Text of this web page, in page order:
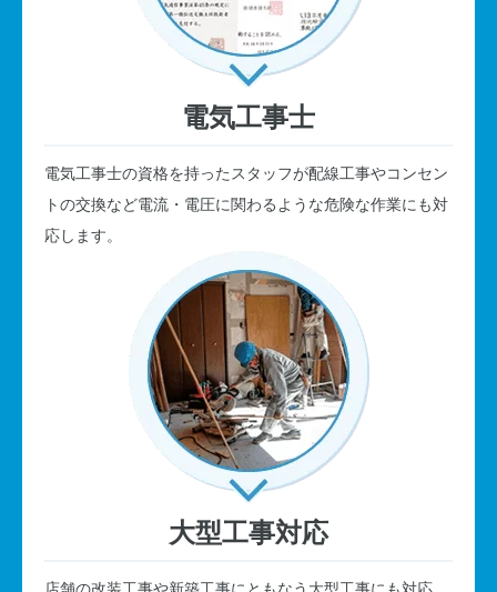
電気工事士
電気工事士の資格を持ったスタッフが配線工事やコンセン
トの交換など電流・電圧に関わるような危険な作業にも対
応します。
大型工事対応